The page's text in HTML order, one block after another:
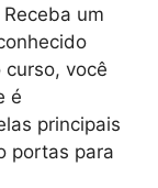
Receba um
você
é
principais
portas para